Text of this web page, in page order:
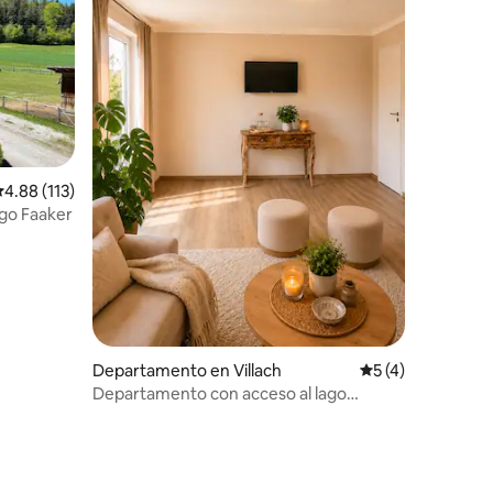
promedio: 4.88 de 5; 113 evaluaciones
4.88 (113)
Faaker
Departamento en Villach Calificación
5 (4)
Departamento con acceso al lago